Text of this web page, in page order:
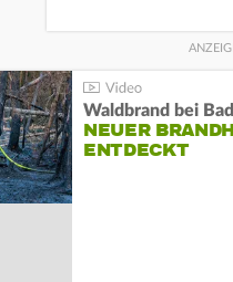
Waldbrand bei
NEUER
ENTDECKT